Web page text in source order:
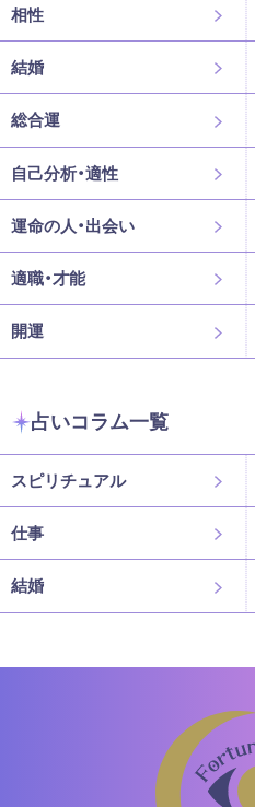
相性
結婚
総合運
自己分析・適性
運命の人・出会い
適職・才能
開運
占いコラム一覧
スピリチュアル
仕事
結婚